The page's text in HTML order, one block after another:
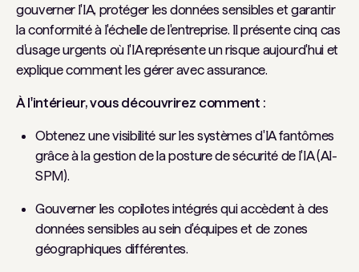
gouverner l'IA, protéger les données sensibles et garantir
la conformité à l'échelle de l'entreprise. Il présente cinq cas
d'usage urgents où l'IA représente un risque aujourd'hui et
explique comment les gérer avec assurance.
À l'intérieur, vous découvrirez comment :
Obtenez une visibilité sur les systèmes d'IA fantômes
grâce à la gestion de la posture de sécurité de l'IA (AI-
SPM).
Gouverner les copilotes intégrés qui accèdent à des
données sensibles au sein d'équipes et de zones
géographiques différentes.